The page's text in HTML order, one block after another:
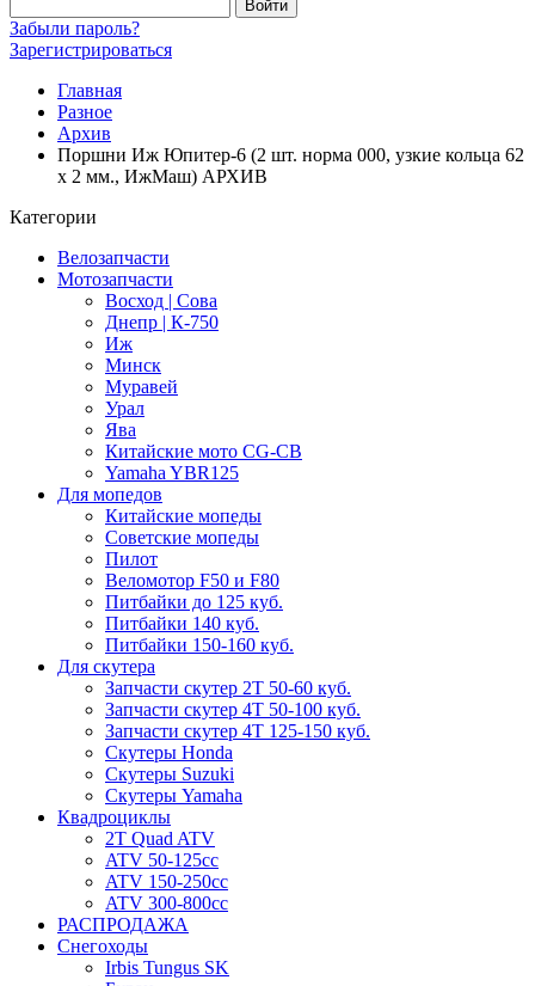
Забыли пароль?
Зарегистрироваться
Главная
Разное
Архив
Поршни Иж Юпитер-6 (2 шт. норма 000, узкие кольца 62
x 2 мм., ИжМаш) АРХИВ
Категории
Велозапчасти
Мотозапчасти
Восход | Сова
Днепр | К-750
Иж
Минск
Муравей
Урал
Ява
Китайские мото CG-CB
Yamaha YBR125
Для мопедов
Китайские мопеды
Советские мопеды
Пилот
Веломотор F50 и F80
Питбайки до 125 куб.
Питбайки 140 куб.
Питбайки 150-160 куб.
Для скутера
Запчасти скутер 2Т 50-60 куб.
Запчасти скутер 4Т 50-100 куб.
Запчасти скутер 4Т 125-150 куб.
Скутеры Honda
Скутеры Suzuki
Скутеры Yamaha
Квадроциклы
2T Quad ATV
ATV 50-125cc
ATV 150-250cc
ATV 300-800cc
РАСПРОДАЖА
Снегоходы
Irbis Tungus SK